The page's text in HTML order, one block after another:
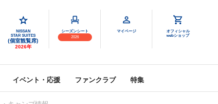
NISSAN
STAR SUITES
(個室観覧席)
2026年
シーズンシート
2026
マイページ
オフィシャル
webショップ
イベント・応援 ファンクラブ 特集